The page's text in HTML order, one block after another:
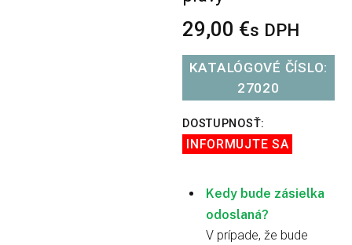
29,00 €s DPH
KATALÓGOVÉ ČÍSLO:
27020
DOSTUPNOSŤ:
INFORMUJTE SA
Kedy bude zásielka
odoslaná?
V prípade, že bude